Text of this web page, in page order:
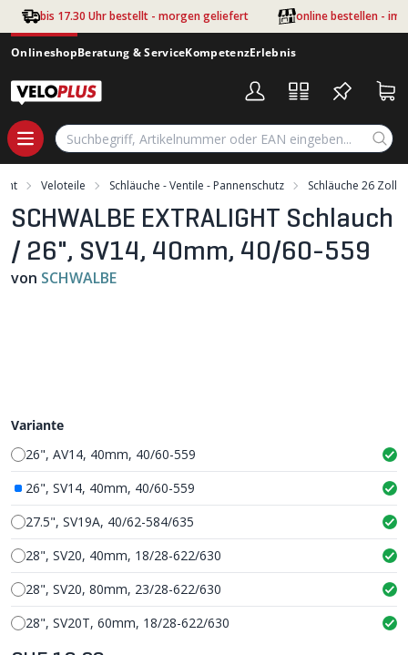
Zum Hauptinhalt springen
bis 17.30 Uhr bestellt - morgen geliefert online bestellen - im
OnlineshopBeratung & ServiceKompetenzErlebnis
Veloteile Schläuche - Ventile - Pannenschutz Schläuche 26 Zoll
SCHWALBE EXTRALIGHT Schlauch
/ 26", SV14, 40mm, 40/60-559
von SCHWALBE
Variante
26", AV14, 40mm, 40/60-559
26", SV14, 40mm, 40/60-559
27.5", SV19A, 40/62-584/635
28", SV20, 40mm, 18/28-622/630
28", SV20, 80mm, 23/28-622/630
28", SV20T, 60mm, 18/28-622/630